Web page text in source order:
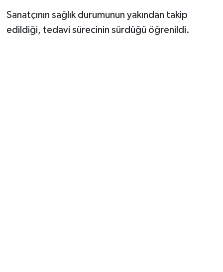
Sanatçının sağlık durumunun yakından takip
edildiği, tedavi sürecinin sürdüğü öğrenildi.